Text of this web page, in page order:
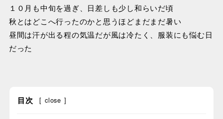
１０月も中旬を過ぎ、日差しも少し和らいだ頃
秋とはどこへ行ったのかと思うほどまだまだ暑い
昼間は汗が出る程の気温だが風は冷たく、服装にも悩む日
だった
目次 [ close ]